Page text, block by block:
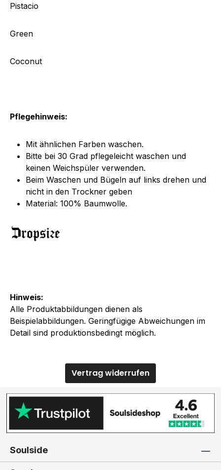
Hinweis:
Alle Produktabbildungen dienen als
Beispielabbildungen. Geringfügige Abweichungen im
Detail sind produktionsbedingt möglich.
Pistacio
Green
Coconut
Pflegehinweis:
Mit ähnlichen Farben waschen.
Bitte bei 30 Grad pflegeleicht waschen und
keinen Weichspüler verwenden.
Beim Waschen und Bügeln auf links drehen und
nicht in den Trockner geben
Material: 100% Baumwolle.
Vertrag widerrufen
Soulside